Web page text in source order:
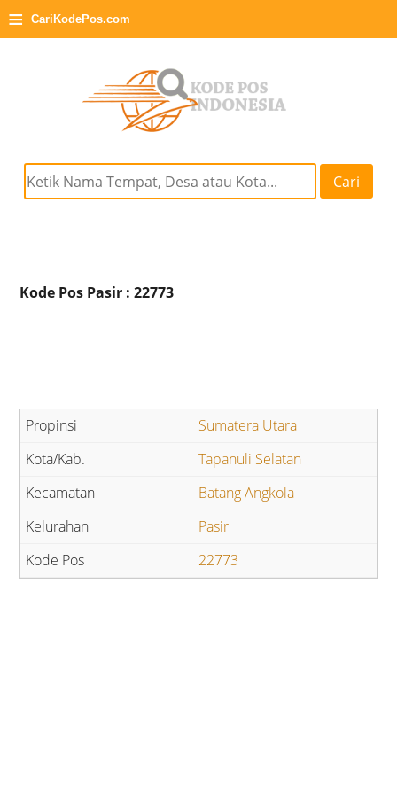
≡ CariKodePos.com
Cari
Kode Pos Pasir : 22773
Sumatera Utara
Tapanuli Selatan
Batang Angkola
Pasir
22773